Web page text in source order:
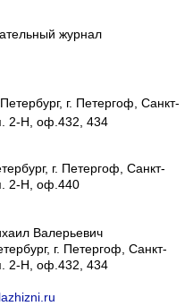
журнал
г. Петергоф, Санкт-
2-Н, оф.432, 434
г. Петергоф, Санкт-
2-Н, оф.440
Валерьевич
г. Петергоф Санкт-
2-Н, оф.432, 434